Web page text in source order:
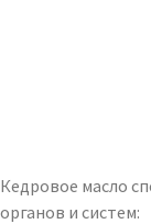
Кедровое масло
органов и систем: